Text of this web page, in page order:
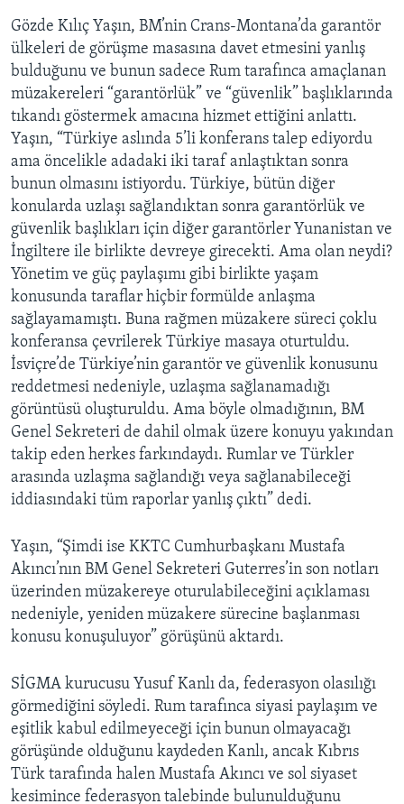
Gözde Kılıç Yaşın, BM’nin Crans-Montana’da garantör
ülkeleri de görüşme masasına davet etmesini yanlış
bulduğunu ve bunun sadece Rum tarafınca amaçlanan
müzakereleri “garantörlük” ve “güvenlik” başlıklarında
tıkandı göstermek amacına hizmet ettiğini anlattı.
Yaşın, “Türkiye aslında 5’li konferans talep ediyordu
ama öncelikle adadaki iki taraf anlaştıktan sonra
bunun olmasını istiyordu. Türkiye, bütün diğer
konularda uzlaşı sağlandıktan sonra garantörlük ve
güvenlik başlıkları için diğer garantörler Yunanistan ve
İngiltere ile birlikte devreye girecekti. Ama olan neydi?
Yönetim ve güç paylaşımı gibi birlikte yaşam
konusunda taraflar hiçbir formülde anlaşma
sağlayamamıştı. Buna rağmen müzakere süreci çoklu
konferansa çevrilerek Türkiye masaya oturtuldu.
İsviçre’de Türkiye’nin garantör ve güvenlik konusunu
reddetmesi nedeniyle, uzlaşma sağlanamadığı
görüntüsü oluşturuldu. Ama böyle olmadığının, BM
Genel Sekreteri de dahil olmak üzere konuyu yakından
takip eden herkes farkındaydı. Rumlar ve Türkler
arasında uzlaşma sağlandığı veya sağlanabileceği
iddiasındaki tüm raporlar yanlış çıktı” dedi.
Yaşın, “Şimdi ise KKTC Cumhurbaşkanı Mustafa
Akıncı’nın BM Genel Sekreteri Guterres’in son notları
üzerinden müzakereye oturulabileceğini açıklaması
nedeniyle, yeniden müzakere sürecine başlanması
konusu konuşuluyor” görüşünü aktardı.
SİGMA kurucusu Yusuf Kanlı da, federasyon olasılığı
görmediğini söyledi. Rum tarafınca siyasi paylaşım ve
eşitlik kabul edilmeyeceği için bunun olmayacağı
görüşünde olduğunu kaydeden Kanlı, ancak Kıbrıs
Türk tarafında halen Mustafa Akıncı ve sol siyaset
kesimince federasyon talebinde bulunulduğunu